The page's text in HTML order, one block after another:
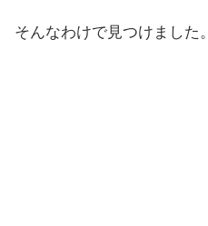
そんなわけで見つけました。